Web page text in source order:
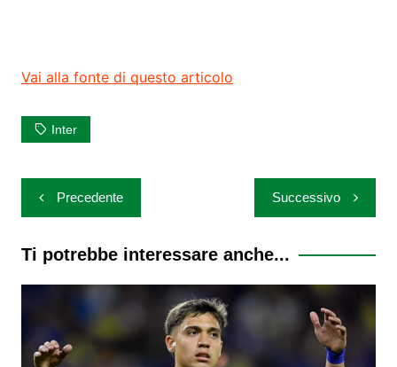
Vai alla fonte di questo articolo
Inter
Navigazione
articoli
Precedente Successivo
Ti potrebbe interessare anche...